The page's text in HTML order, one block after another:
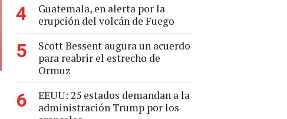
4
Guatemala, en alerta por la
erupción del volcán de Fuego
5
Scott Bessent augura un acuerdo
para reabrir el estrecho de
Ormuz
6
EEUU: 25 estados demandan a la
administración Trump por los